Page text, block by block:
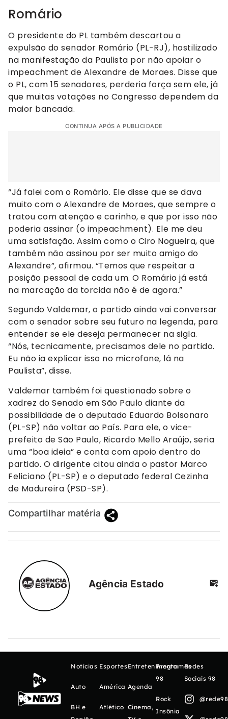
Romário
O presidente do PL também descartou a
expulsão do senador Romário (PL-RJ), hostilizado
na manifestação da Paulista por não apoiar o
impeachment de Alexandre de Moraes. Disse que
o PL, com 15 senadores, perderia força sem ele, já
que muitas votações no Congresso dependem da
maior bancada.
CONTINUA APÓS A PUBLICIDADE
“Já falei com o Romário. Ele disse que se dava
muito com o Alexandre de Moraes, que sempre o
tratou com atenção e carinho, e que por isso não
poderia assinar (o impeachment). Ele me deu
uma satisfação. Assim como o Ciro Nogueira, que
também não assinou por ser muito amigo do
Alexandre”, afirmou. “Temos que respeitar a
posição pessoal de cada um. O Romário já está
na marcação da torcida não é de agora.”
Segundo Valdemar, o partido ainda vai conversar
com o senador sobre seu futuro na legenda, para
entender se ele deseja permanecer na sigla.
“Nós, tecnicamente, precisamos dele no partido.
Eu não ia explicar isso no microfone, lá na
Paulista”, disse.
Valdemar também foi questionado sobre o
xadrez do Senado em São Paulo diante da
possibilidade de o deputado Eduardo Bolsonaro
(PL-SP) não voltar ao País. Para ele, o vice-
prefeito de São Paulo, Ricardo Mello Araújo, seria
uma “boa ideia” e conta com apoio dentro do
partido. O dirigente citou ainda o pastor Marco
Feliciano (PL-SP) e o deputado federal Cezinha
de Madureira (PSD-SP).
Compartilhar matéria
Agência Estado
Notícias
Auto
BH e
Esportes
América
Atlético
Entretenimento
Agenda
Cinema,
Programas
98
Rock
Insônia
Redes
Sociais 98